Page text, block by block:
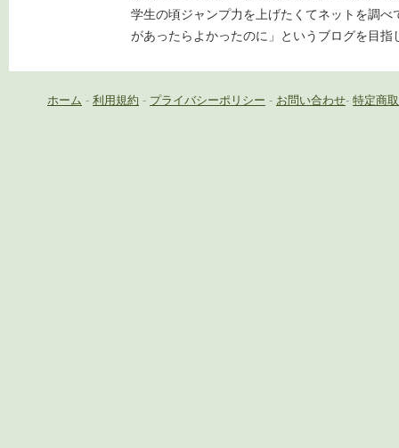
学生の頃ジャンプ力を上げたくてネットを調
があったらよかったのに」というブログを目指
ホーム - 利用規約 - プライバシーポリシー - お問い合わせ- 特定商